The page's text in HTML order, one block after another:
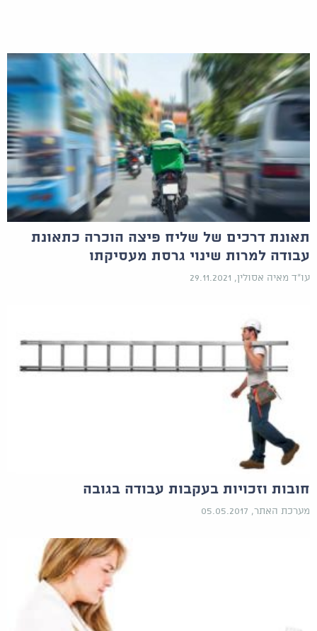
תאונת דרכים של שליח פיצה הוכרה כתאונת
עבודה למרות שינוי גרסת מעסיקתו
עו"ד מאיה אסולין, 29.11.2021
חובות וזכויות בעקבות עבודה בגובה
מערכת האתר, 05.05.2017